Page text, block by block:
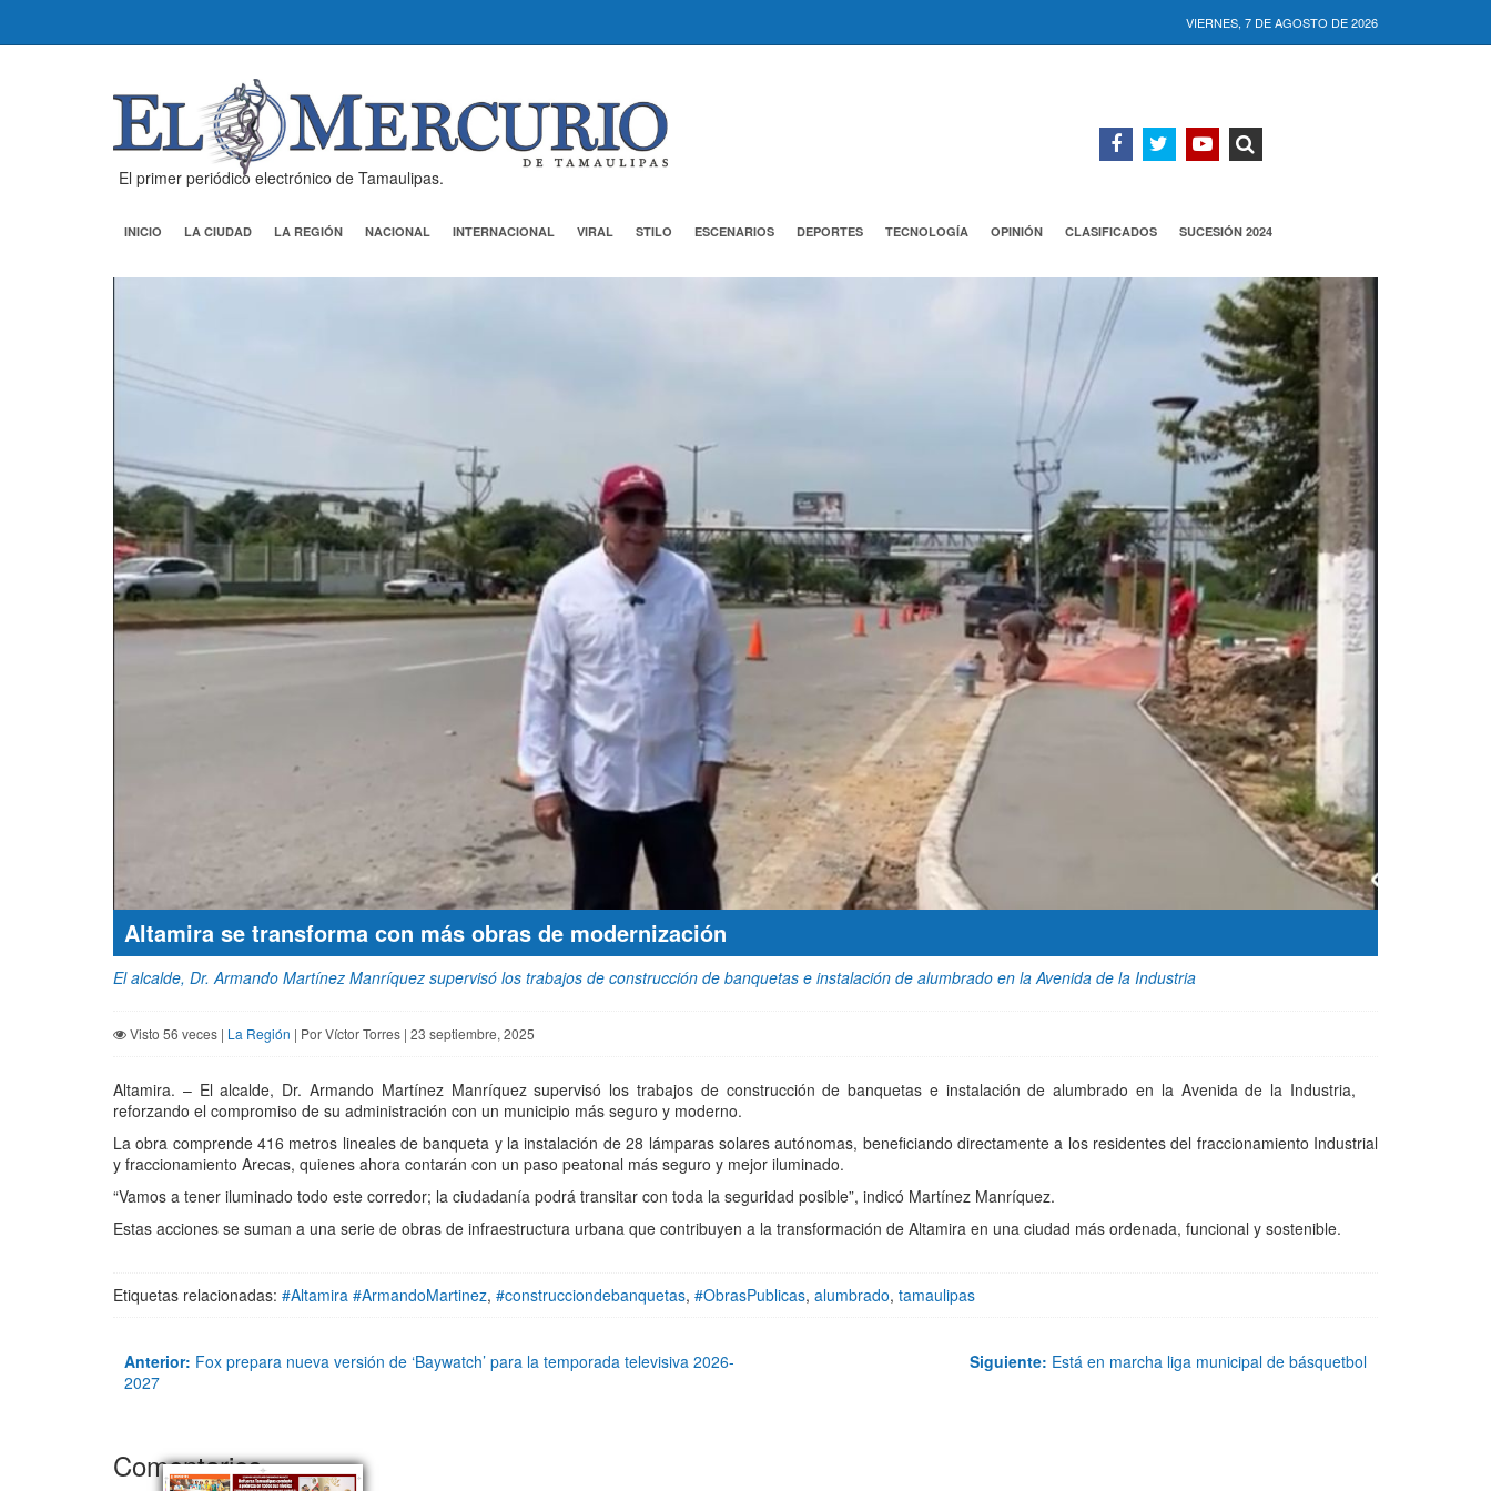
VIERNES, 7 DE AGOSTO DE 2026
El primer periódico electrónico de Tamaulipas.
INICIO LA CIUDAD LA REGIÓN NACIONAL INTERNACIONAL VIRAL STILO ESCENARIOS DEPORTES TECNOLOGÍA OPINIÓN CLASIFICADOS SUCESIÓN 2024
Altamira se transforma con más obras de modernización
El alcalde, Dr. Armando Martínez Manríquez supervisó los trabajos de construcción de banquetas e instalación de alumbrado en la Avenida de la Industria
Visto 56 veces | La Región | Por Víctor Torres | 23 septiembre, 2025
Altamira. – El alcalde, Dr. Armando Martínez Manríquez supervisó los trabajos de construcción de banquetas e instalación de alumbrado en la Avenida de la Industria,
reforzando el compromiso de su administración con un municipio más seguro y moderno.
La obra comprende 416 metros lineales de banqueta y la instalación de 28 lámparas solares autónomas, beneficiando directamente a los residentes del fraccionamiento Industrial
y fraccionamiento Arecas, quienes ahora contarán con un paso peatonal más seguro y mejor iluminado.
“Vamos a tener iluminado todo este corredor; la ciudadanía podrá transitar con toda la seguridad posible”, indicó Martínez Manríquez.
Estas acciones se suman a una serie de obras de infraestructura urbana que contribuyen a la transformación de Altamira en una ciudad más ordenada, funcional y sostenible.
Etiquetas relacionadas: #Altamira #ArmandoMartinez, #construcciondebanquetas, #ObrasPublicas, alumbrado, tamaulipas
Anterior: Fox prepara nueva versión de ‘Baywatch’ para la temporada televisiva 2026-
2027
Siguiente: Está en marcha liga municipal de básquetbol
Comentarios